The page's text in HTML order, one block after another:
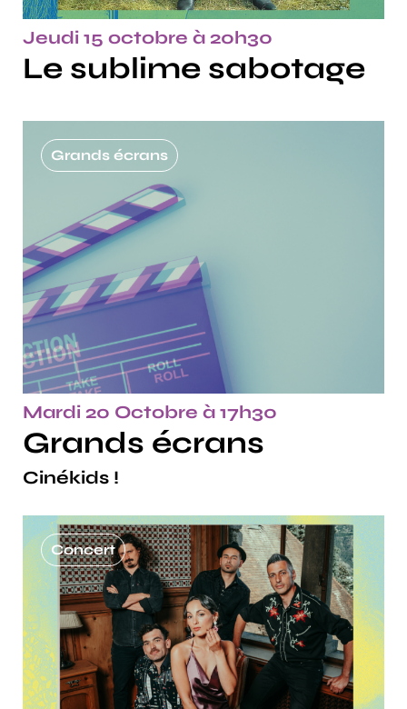
Jeudi 15 octobre à 20h30
Le sublime sabotage
Grands écrans
Mardi 20 Octobre à 17h30
Grands écrans
Cinékids !
Concert